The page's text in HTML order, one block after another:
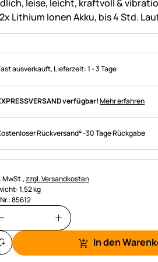
leise, leicht, kraftvoll &
Lithium Ionen Akku, bis 4 Std.
ausverkauft, Lieferzeit:1 - 3 Tage
verfügbar!Mehr erfahren
Rückversand4-30 Tage Rückgabe
MwSt.,zzgl. Versandkosten
1,52 kg
85612
In den